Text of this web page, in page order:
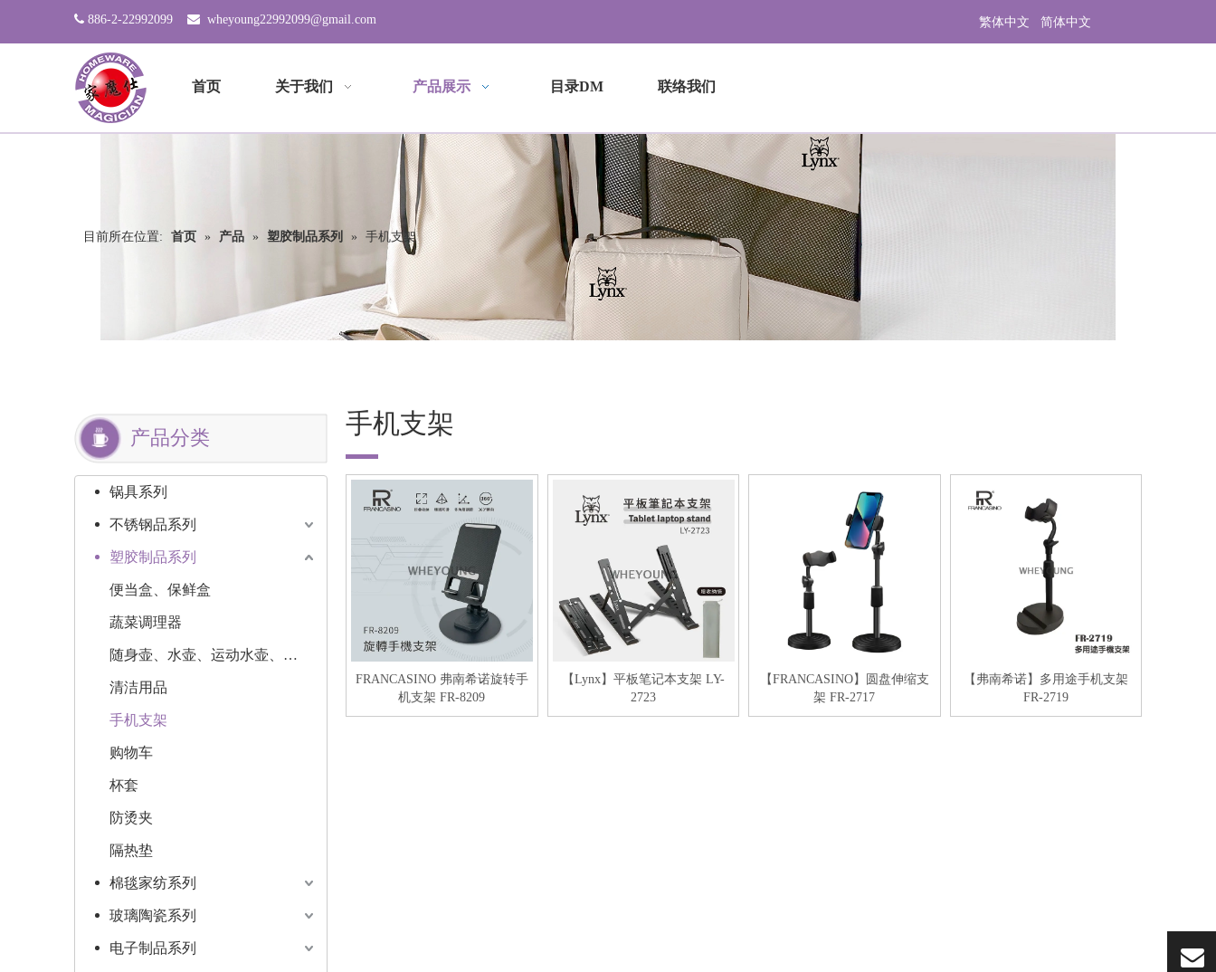
 886-2-22992099  wheyoung22992099@gmail.com 繁体中文 简体中文
首页 关于我们 产品展示 目录DM 联络我们
目前所在位置: 首页 » 产品 » 塑胶制品系列 » 手机支架
产品分类
锅具系列
不锈钢品系列
塑胶制品系列
便当盒、保鲜盒
蔬菜调理器
随身壶、水壶、运动水壶、水瓶
清洁用品
手机支架
购物车
杯套
防烫夹
隔热垫
棉毯家纺系列
玻璃陶瓷系列
电子制品系列
手机支架
FRANCASINO 弗南希诺旋转手
机支架 FR-8209
【Lynx】平板笔记本支架 LY-
2723
【FRANCASINO】圆盘伸缩支
架 FR-2717
【弗南希诺】多用途手机支架
FR-2719